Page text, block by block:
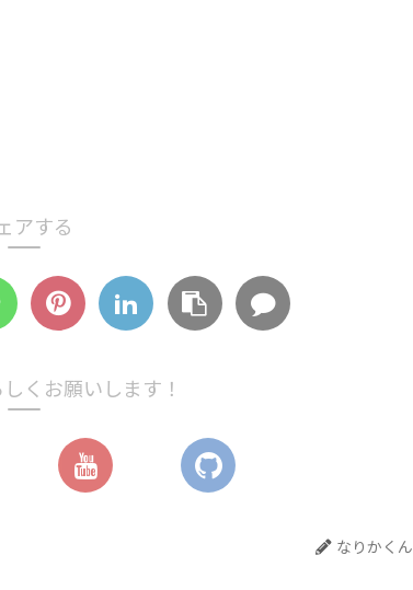
アする
くお願いします！
なりかくん